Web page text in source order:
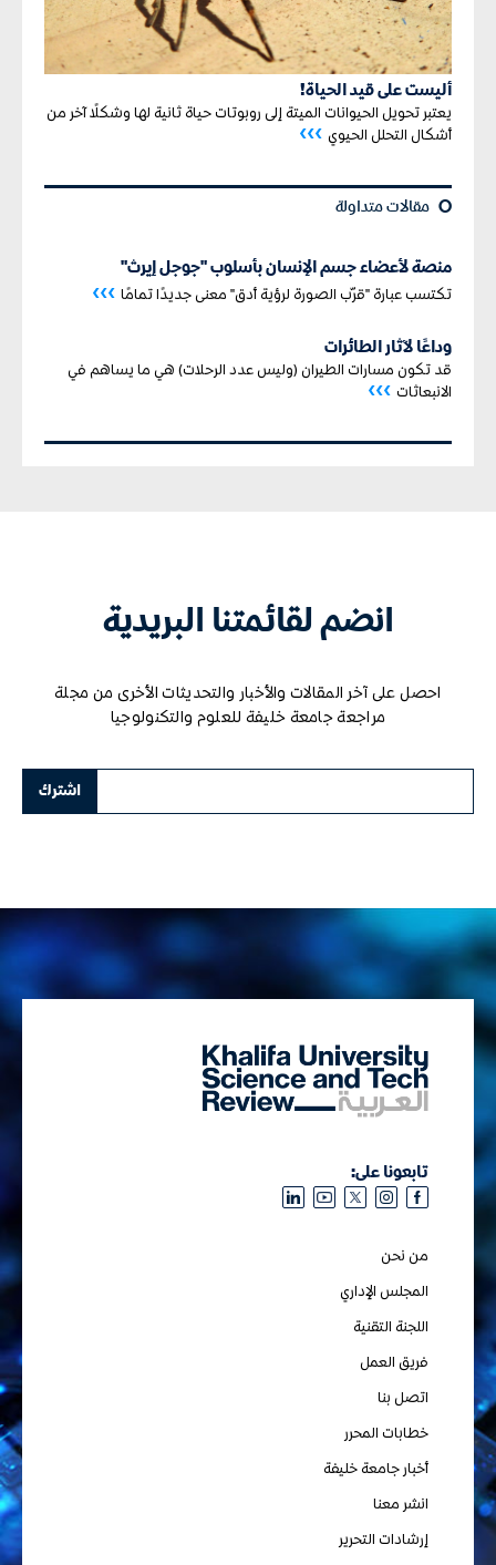
أليست على قيد الحياة!
يعتبر تحويل الحيوانات الميتة إلى روبوتات حياة ثانية لها وشكلًا آخر من
أشكال التحلل الحيوي ›››
¢ مقالات متداولة
منصة لأعضاء جسم الإنسان بأسلوب "جوجل إيرث"
تكتسب عبارة "قرّب الصورة لرؤية أدق" معنى جديدًا تمامًا ›››
وداعًا لآثار الطائرات
قد تكون مسارات الطيران (وليس عدد الرحلات) هي ما يساهم في
الانبعاثات ›››
انضم لقائمتنا البريدية
احصل على آخر المقالات والأخبار والتحديثات الأخرى من مجلة
مراجعة جامعة خليفة للعلوم والتكنولوجيا
تابعونا على:
من نحن
المجلس الإداري
اللجنة التقنية
فريق العمل
اتصل بنا
خطابات المحرر
أخبار جامعة خليفة
انشر معنا
إرشادات التحرير